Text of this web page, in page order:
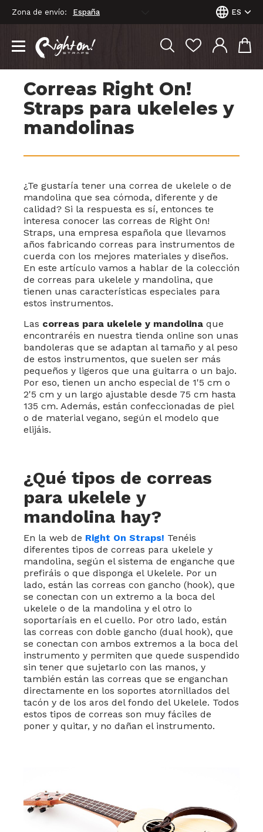
Zona de envío: ES
Correas Right On!
Straps para ukeleles y
mandolinas
¿Te gustaría tener una correa de ukelele o de
mandolina que sea cómoda, diferente y de
calidad? Si la respuesta es sí, entonces te
interesa conocer las correas de Right On!
Straps, una empresa española que llevamos
años fabricando correas para instrumentos de
cuerda con los mejores materiales y diseños.
En este artículo vamos a hablar de la colección
de correas para ukelele y mandolina, que
tienen unas características especiales para
estos instrumentos.
Las correas para ukelele y mandolina que
encontraréis en nuestra tienda online son unas
bandoleras que se adaptan al tamaño y al peso
de estos instrumentos, que suelen ser más
pequeños y ligeros que una guitarra o un bajo.
Por eso, tienen un ancho especial de 1'5 cm o
2'5 cm y un largo ajustable desde 75 cm hasta
135 cm. Además, están confeccionadas de piel
o de material vegano, según el modelo que
elijáis.
¿Qué tipos de correas
para ukelele y
mandolina hay?
En la web de Right On Straps! Tenéis
diferentes tipos de correas para ukelele y
mandolina, según el sistema de enganche que
prefiráis o que disponga el Ukelele. Por un
lado, están las correas con gancho (hook), que
se conectan con un extremo a la boca del
ukelele o de la mandolina y el otro lo
soportaríais en el cuello. Por otro lado, están
las correas con doble gancho (dual hook), que
se conectan con ambos extremos a la boca del
instrumento y permiten que quede suspendido
sin tener que sujetarlo con las manos, y
también están las correas que se enganchan
directamente en los soportes atornillados del
tacón y de los aros del fondo del Ukelele. Todos
estos tipos de correas son muy fáciles de
poner y quitar, y no dañan el instrumento.